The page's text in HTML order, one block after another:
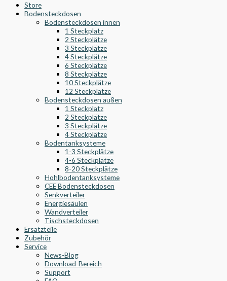
Store
Bodensteckdosen
Bodensteckdosen innen
1 Steckplatz
2 Steckplätze
3 Steckplätze
4 Steckplätze
6 Steckplätze
8 Steckplätze
10 Steckplätze
12 Steckplätze
Bodensteckdosen außen
1 Steckplatz
2 Steckplätze
3 Steckplätze
4 Steckplätze
Bodentanksysteme
1-3 Steckplätze
4-6 Steckplätze
8-20 Steckplätze
Hohlbodentanksysteme
CEE Bodensteckdosen
Senkverteiler
Energiesäulen
Wandverteiler
Tischsteckdosen
Ersatzteile
Zubehör
Service
News-Blog
Download-Bereich
Support